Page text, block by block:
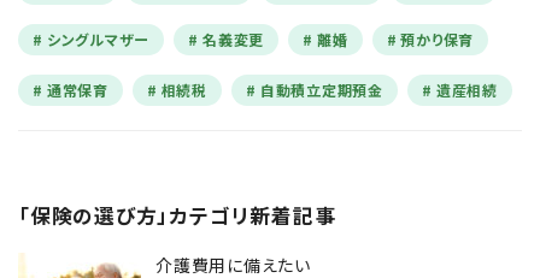
シングルマザー 名義変更 離婚 預かり保育
通常保育 相続税 自動積立定期預金 遺産相続
「保険の選び方」カテゴリ新着記事
介護費用に備えたい